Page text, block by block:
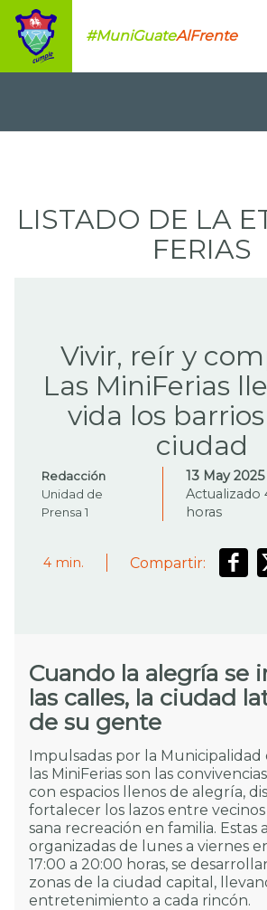
#MuniGuateAlFrente
LISTADO DE LA
FERIAS
Vivir, reír y
Las MiniFerias
vida los
ciudad
Redacción
Unidad de
Prensa 1
13 May 2025
Actualizado
horas
4 min. Compartir:
Cuando la alegría se
las calles, la ciudad
de su gente
Impulsadas por la Municipalidad
las MiniFerias son las
con espacios llenos de alegría,
fortalecer los lazos entre
sana recreación en familia. Estas
organizadas de lunes a viernes
17:00 a 20:00 horas, se
zonas de la ciudad capital,
entretenimiento a cada rincón.